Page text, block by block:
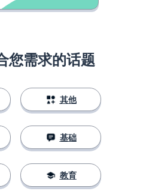
您需求的话题
其他
基础
教育